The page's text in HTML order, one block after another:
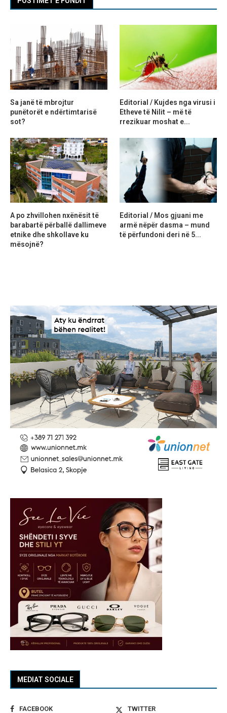
MEDIAT SOCIALE
FACEBOOK
TWITTER
Sa janë të mbrojtur
punëtorët e ndërtimtarisë
sot?
Editorial / Kujdes nga virusi i
Etheve të Nilit – më të
rrezikuar moshat e...
A po zhvillohen nxënësit të
barabartë përballë dallimeve
etnike dhe shkollave ku
mësojnë?
Editorial / Mos gjuani me
armë nëpër dasma – mund
të përfundoni deri në 5...